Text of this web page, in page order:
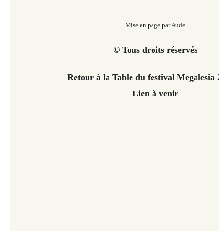
Mise en page par Aude
© Tous droits réservés
Retour à la Table du festival Megalesia
Lien à venir